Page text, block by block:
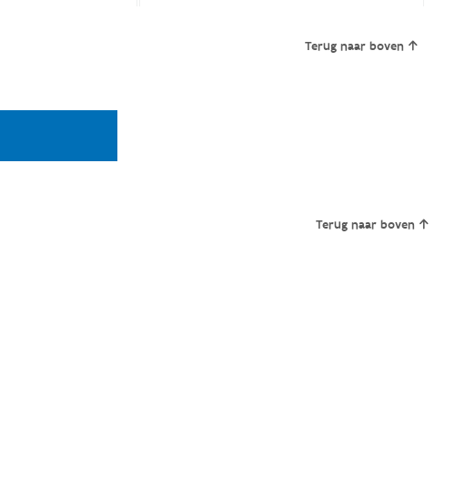
Terug naar boven
Terug naar boven